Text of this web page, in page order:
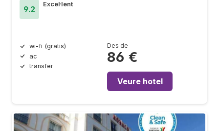
9.2
Excel·lent
wi-fi (gratis)
ac
transfer
Des de
86 €
Veure hotel